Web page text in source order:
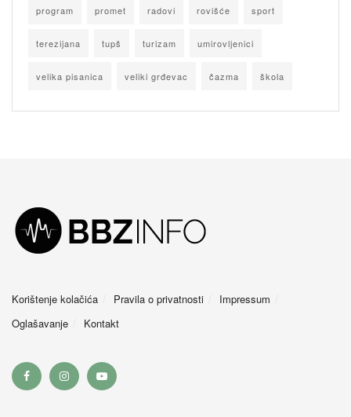
program promet radovi rovišće sport
terezijana tupš turizam umirovljenici
velika pisanica veliki grđevac čazma škola
Korištenje kolačića Pravila o privatnosti
Impressum
Oglašavanje
Kontakt